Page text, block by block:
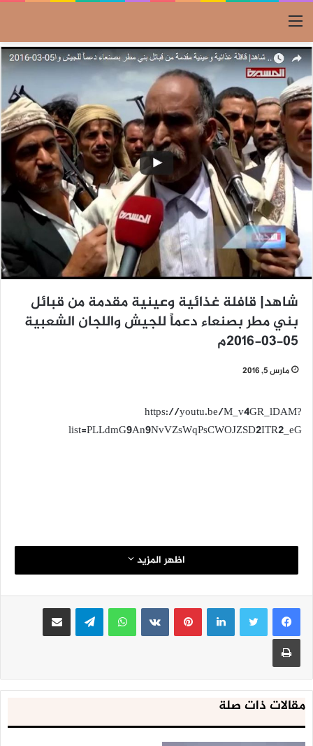
القائمة
شاهد| قافلة غذائية وعينية مقدمة من قبائل
بني مطر بصنعاء دعماً للجيش واللجان الشعبية
05-03-2016م
مارس 5, 2016
https://youtu.be/M_v4GR_lDAM?
list=PLLdmG9An9NvVZsWqPsCWOJZSD2ITR2_eG
اظهر المزيد
لينكدإنبينتيريست واتساب تيلقرام مشاركة عبر البريد
طباعة
مقالات ذات صلة